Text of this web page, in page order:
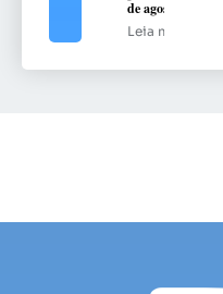
de agosto
Leia mais